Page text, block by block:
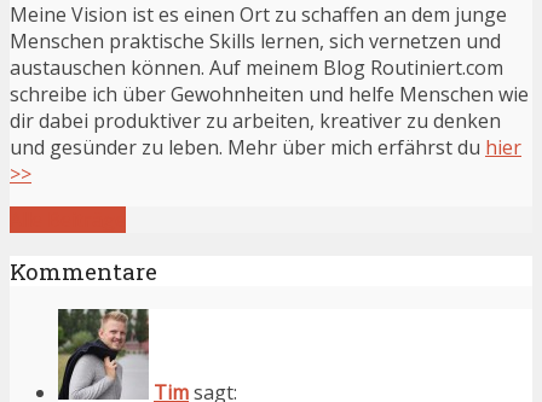
Meine Vision ist es einen Ort zu schaffen an dem junge
Menschen praktische Skills lernen, sich vernetzen und
austauschen können. Auf meinem Blog Routiniert.com
schreibe ich über Gewohnheiten und helfe Menschen wie
dir dabei produktiver zu arbeiten, kreativer zu denken
und gesünder zu leben. Mehr über mich erfährst du hier
>>
Kommentare
Timsagt: